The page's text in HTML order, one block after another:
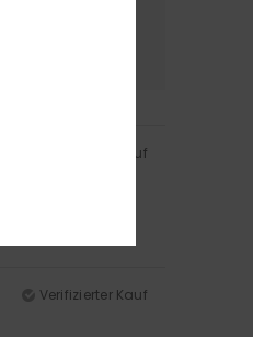
Verifizierter Kauf
Verifizierter Kauf